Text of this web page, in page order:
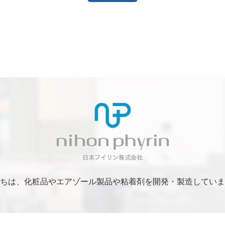
は、化粧品やエアゾール製品や粘着剤を開発・製造してい